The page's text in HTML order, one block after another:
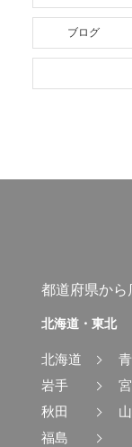
ブログ
都道府県から
北海道・東北
北海道
岩手
秋田
福島